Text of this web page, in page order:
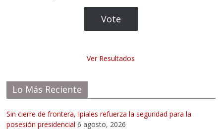
Ver Resultados
Lo Más Reciente
Sin cierre de frontera, Ipiales refuerza la seguridad para la
posesión presidencial 6 agosto, 2026